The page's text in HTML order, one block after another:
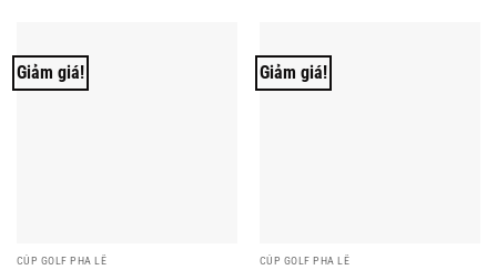
Giảm giá!
CÚP GOLF PHA LÊ
Giảm giá!
CÚP GOLF PHA LÊ